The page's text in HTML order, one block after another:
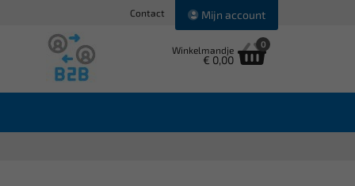
Contact Mijn account
Winkelmandje
€ 0,00
0